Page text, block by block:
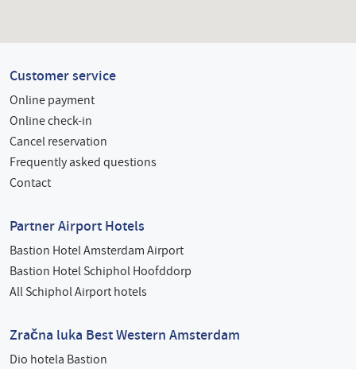
Customer service
Online payment
Online check-in
Cancel reservation
Frequently asked questions
Contact
Partner Airport Hotels
Bastion Hotel Amsterdam Airport
Bastion Hotel Schiphol Hoofddorp
All Schiphol Airport hotels
Zračna luka Best Western Amsterdam
Dio hotela Bastion